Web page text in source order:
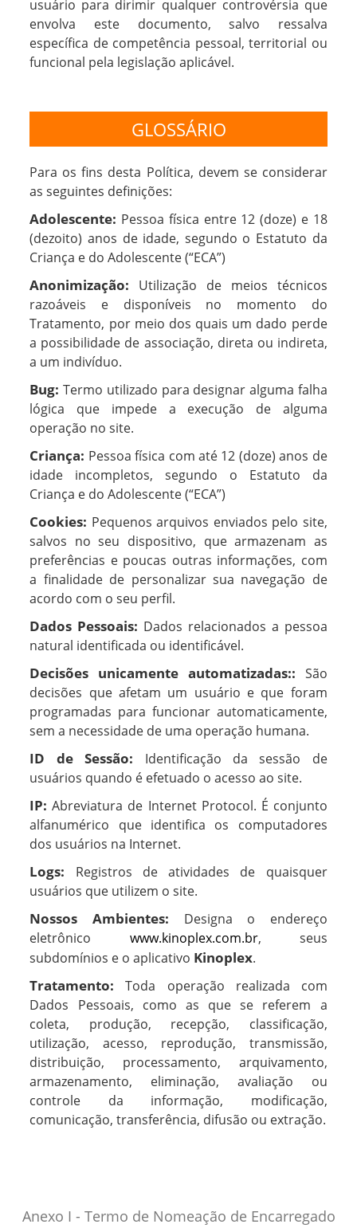
usuário para dirimir qualquer controvérsia que
envolva este documento, salvo ressalva
específica de competência pessoal, territorial ou
funcional pela legislação aplicável.
GLOSSÁRIO
Para os fins desta Política, devem se considerar
as seguintes definições:
Adolescente: Pessoa física entre 12 (doze) e 18
(dezoito) anos de idade, segundo o Estatuto da
Criança e do Adolescente (“ECA”)
Anonimização: Utilização de meios técnicos
razoáveis e disponíveis no momento do
Tratamento, por meio dos quais um dado perde
a possibilidade de associação, direta ou indireta,
a um indivíduo.
Bug:Termo utilizado para designar alguma falha
lógica que impede a execução de alguma
operação no site.
Criança: Pessoa física com até 12 (doze) anos de
idade incompletos, segundo o Estatuto da
Criança e do Adolescente (“ECA”)
Cookies: Pequenos arquivos enviados pelo site,
salvos no seu dispositivo, que armazenam as
preferências e poucas outras informações, com
a finalidade de personalizar sua navegação de
acordo com o seu perfil.
Dados Pessoais: Dados relacionados a pessoa
natural identificada ou identificável.
Decisões unicamente automatizadas:: São
decisões que afetam um usuário e que foram
programadas para funcionar automaticamente,
sem a necessidade de uma operação humana.
ID de Sessão: Identificação da sessão de
usuários quando é efetuado o acesso ao site.
IP:Abreviatura de Internet Protocol. É conjunto
alfanumérico que identifica os computadores
dos usuários na Internet.
Logs: Registros de atividades de quaisquer
usuários que utilizem o site.
Nossos Ambientes: Designa o endereço
eletrônico www.kinoplex.com.br, seus
subdomínios e o aplicativo Kinoplex.
Tratamento:Toda operação realizada com
Dados Pessoais, como as que se referem a
coleta, produção, recepção, classificação,
utilização, acesso, reprodução, transmissão,
distribuição, processamento, arquivamento,
armazenamento, eliminação, avaliação ou
controle da informação, modificação,
comunicação, transferência, difusão ou extração.
Anexo I - Termo de Nomeação de Encarregado